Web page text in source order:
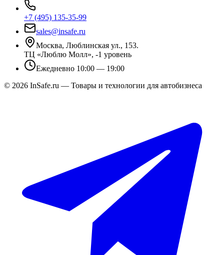
+7 (495) 135-35-99
sales@insafe.ru
Москва, Люблинская ул., 153.
ТЦ «Люблю Молл», -1 уровень
Ежедневно 10:00 — 19:00
© 2026 InSafe.ru — Товары и технологии для автобизнеса